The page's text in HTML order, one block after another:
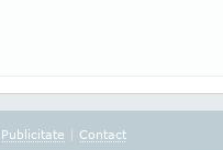
Publicitate | Contact